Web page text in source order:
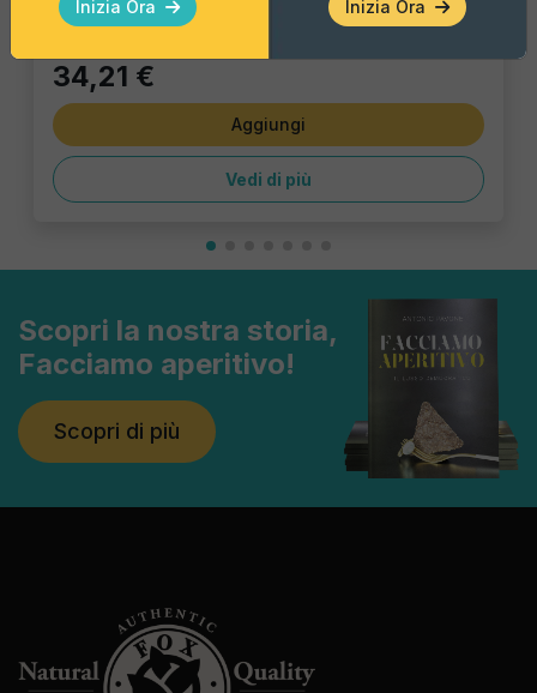
culinaria e aggiungere una nota di stile e
originalità all'aperitivo italiano.Scegli
queste tortillas per trasformare il tuo
tavolo dell'aperitivo in un tripudio di
colori e sapori, creando un'esperienza
gastronomica che lascerà
34,21 €
Aggiungi
Vedi di più
Scopri la nostra storia,
Facciamo aperitivo!
Scopri di più
Inizia Ora Inizia Ora